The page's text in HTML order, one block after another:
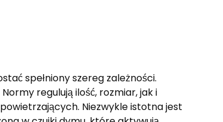
spełniony szereg zależności.
regulują ilość, rozmiar, jak i
Niezwykle istotna jest